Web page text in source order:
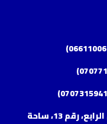
بلبريس، رقم 6، زنقة بيروت، الطابق الرابع، رقم 13، ساحة